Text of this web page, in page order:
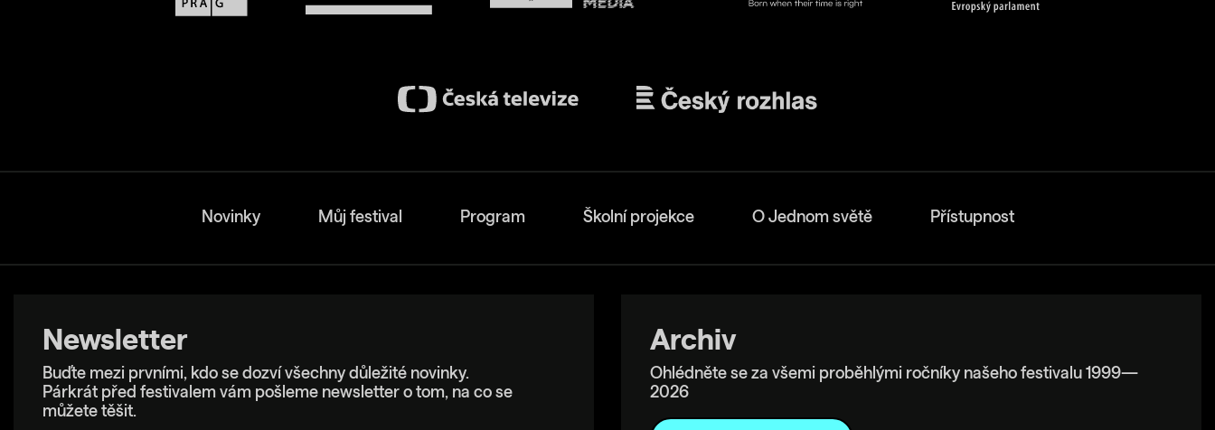
Novinky Můj festival Program Školní projekce O Jednom světě Přístupnost
Newsletter
Buďte mezi prvními, kdo se dozví všechny důležité novinky.
Párkrát před festivalem vám pošleme newsletter o tom, na co se
můžete těšit.
Archiv
Ohlédněte se za všemi proběhlými ročníky našeho festivalu 1999—
2026